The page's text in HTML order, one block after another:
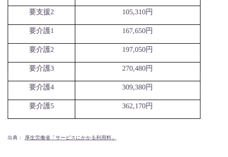
要支援2 105,310円
要介護1 167,650円
要介護2 197,050円
要介護3 270,480円
要介護4 309,380円
要介護5 362,170円
出典： 厚生労働省「サービスにかかる利用料」